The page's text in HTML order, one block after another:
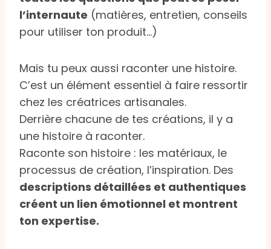
l’internaute (matières, entretien, conseils
pour utiliser ton produit…)
Mais tu peux aussi raconter une histoire.
C’est un élément essentiel à faire ressortir
chez les créatrices artisanales.
Derrière chacune de tes créations, il y a
une histoire à raconter.
Raconte son histoire : les matériaux, le
processus de création, l’inspiration. Des
descriptions détaillées et authentiques
créent un lien émotionnel et montrent
ton expertise.